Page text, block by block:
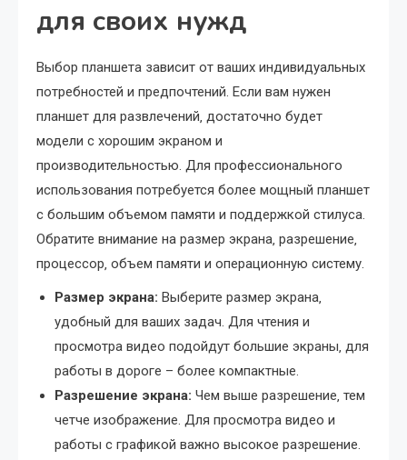
для своих нужд
Выбор планшета зависит от ваших индивидуальных
потребностей и предпочтений. Если вам нужен
планшет для развлечений‚ достаточно будет
модели с хорошим экраном и
производительностью. Для профессионального
использования потребуется более мощный планшет
с большим объемом памяти и поддержкой стилуса.
Обратите внимание на размер экрана‚ разрешение‚
процессор‚ объем памяти и операционную систему.
Размер экрана: Выберите размер экрана‚
удобный для ваших задач. Для чтения и
просмотра видео подойдут большие экраны‚ для
работы в дороге – более компактные.
Разрешение экрана: Чем выше разрешение‚ тем
четче изображение. Для просмотра видео и
работы с графикой важно высокое разрешение.